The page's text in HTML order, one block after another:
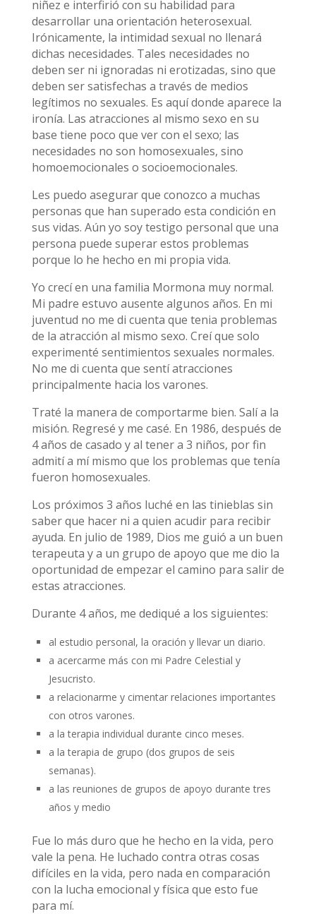
niñez e interfirió con su habilidad para
desarrollar una orientación heterosexual.
Irónicamente, la intimidad sexual no llenará
dichas necesidades. Tales necesidades no
deben ser ni ignoradas ni erotizadas, sino que
deben ser satisfechas a través de medios
legítimos no sexuales. Es aquí donde aparece la
ironía. Las atracciones al mismo sexo en su
base tiene poco que ver con el sexo; las
necesidades no son homosexuales, sino
homoemocionales o socioemocionales.
Les puedo asegurar que conozco a muchas
personas que han superado esta condición en
sus vidas. Aún yo soy testigo personal que una
persona puede superar estos problemas
porque lo he hecho en mi propia vida.
Yo crecí en una familia Mormona muy normal.
Mi padre estuvo ausente algunos años. En mi
juventud no me di cuenta que tenia problemas
de la atracción al mismo sexo. Creí que solo
experimenté sentimientos sexuales normales.
No me di cuenta que sentí atracciones
principalmente hacia los varones.
Traté la manera de comportarme bien. Salí a la
misión. Regresé y me casé. En 1986, después de
4 años de casado y al tener a 3 niños, por fin
admití a mí mismo que los problemas que tenía
fueron homosexuales.
Los próximos 3 años luché en las tinieblas sin
saber que hacer ni a quien acudir para recibir
ayuda. En julio de 1989, Dios me guió a un buen
terapeuta y a un grupo de apoyo que me dio la
oportunidad de empezar el camino para salir de
estas atracciones.
Durante 4 años, me dediqué a los siguientes:
al estudio personal, la oración y llevar un diario.
a acercarme más con mi Padre Celestial y
Jesucristo.
a relacionarme y cimentar relaciones importantes
con otros varones.
a la terapia individual durante cinco meses.
a la terapia de grupo (dos grupos de seis
semanas).
a las reuniones de grupos de apoyo durante tres
años y medio
Fue lo más duro que he hecho en la vida, pero
vale la pena. He luchado contra otras cosas
difíciles en la vida, pero nada en comparación
con la lucha emocional y física que esto fue
para mí.